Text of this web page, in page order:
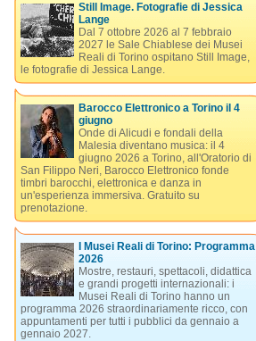
Still Image. Fotografie di Jessica
Lange
Dal 7 ottobre 2026 al 7 febbraio
2027 le Sale Chiablese dei Musei
Reali di Torino ospitano Still Image,
le fotografie di Jessica Lange.
Barocco Elettronico a Torino il 4
giugno
Onde di Alicudi e fondali della
Malesia diventano musica: il 4
giugno 2026 a Torino, all'Oratorio di
San Filippo Neri, Barocco Elettronico fonde
timbri barocchi, elettronica e danza in
un'esperienza immersiva. Gratuito su
prenotazione.
I Musei Reali di Torino: Programma
2026
Mostre, restauri, spettacoli, didattica
e grandi progetti internazionali: i
Musei Reali di Torino hanno un
programma 2026 straordinariamente ricco, con
appuntamenti per tutti i pubblici da gennaio a
gennaio 2027.